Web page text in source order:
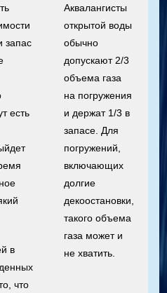
запас
есть
в
что
Аквалангисты
открытой воды
обычно
допускают 2/3
объема газа
на погружения
и держат 1/3 в
запасе. Для
погружений,
включающих
долгие
декоостановки,
такого объема
газа может и
не хватить.